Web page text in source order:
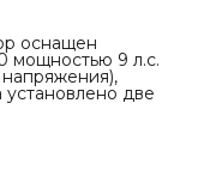
оснащен
мощностью 9 л.с.
две